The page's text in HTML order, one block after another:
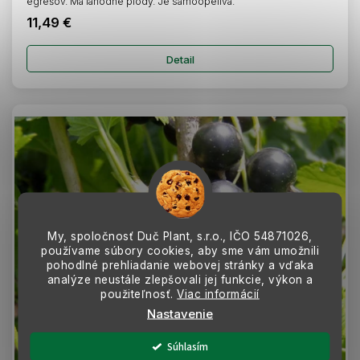
My, spoločnosť Duč Plant, s.r.o., IČO 54871026,
používame súbory cookies, aby sme vám umožnili
pohodlné prehliadanie webovej stránky a vďaka
analýze neustále zlepšovali jej funkcie, výkon a
použiteľnosť.Viac informácií
Nastavenie
Súhlasím
11,49 €
Detail